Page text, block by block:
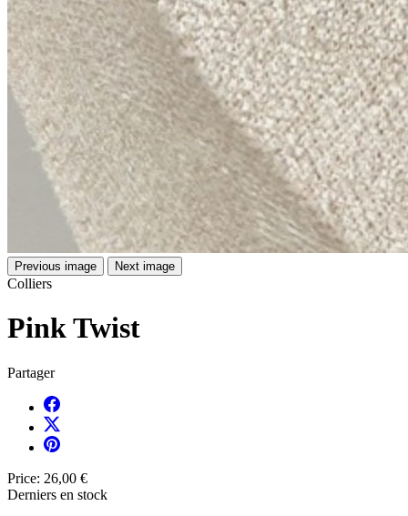
Previous image Next image
Colliers
Pink Twist
Partager
Price: 26,00 €
Derniers en stock